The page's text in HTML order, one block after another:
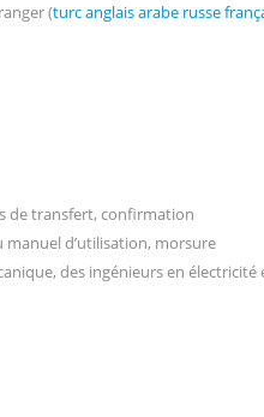
(turcanglaisarabe russe
de transfert, confirmation
d’utilisation, morsure
des ingénieurs en